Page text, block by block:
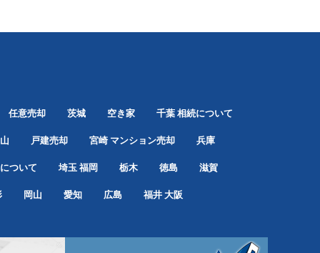
任意売却 茨城 空き家 千葉相続について
戸建売却 宮崎 マンション売却 兵庫
ついて 埼玉福岡 栃木 徳島 滋賀
岡山 愛知 広島 福井大阪